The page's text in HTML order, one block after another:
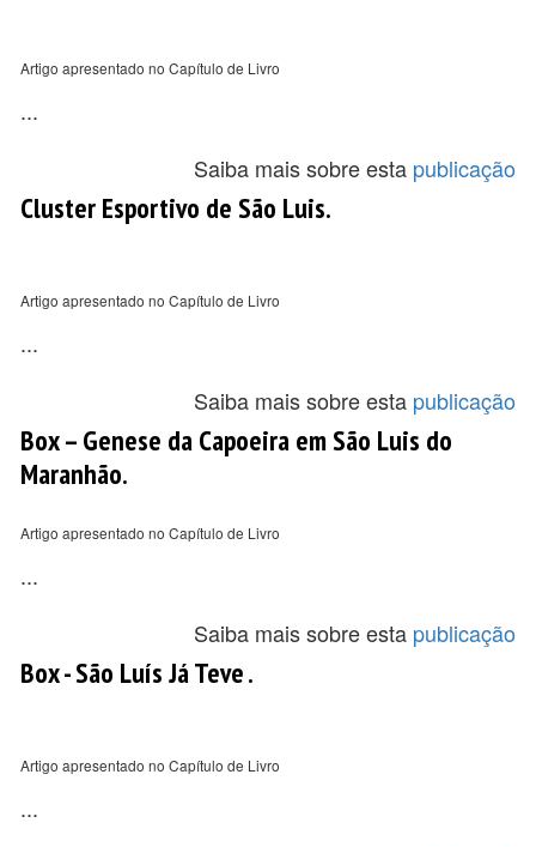
Artigo apresentado no Capítulo de Livro
...
Saiba mais sobre esta publicação
Cluster Esportivo de São Luis.
Artigo apresentado no Capítulo de Livro
...
Saiba mais sobre esta publicação
Box – Genese da Capoeira em São Luis do
Maranhão.
Artigo apresentado no Capítulo de Livro
...
Saiba mais sobre esta publicação
Box - São Luís Já Teve .
Artigo apresentado no Capítulo de Livro
...